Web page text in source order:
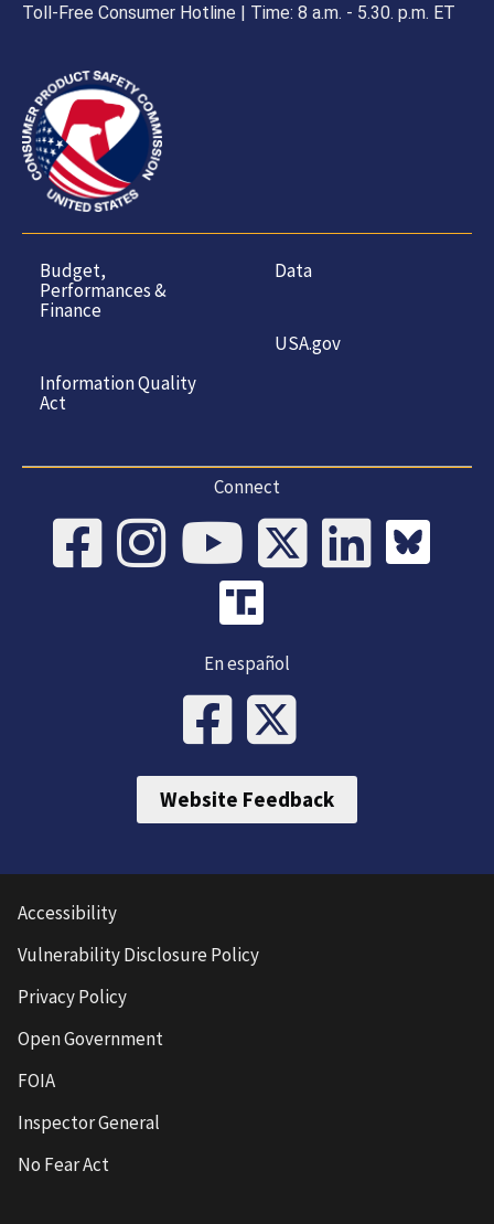
Toll-Free Consumer Hotline | Time: 8 a.m. - 5.30. p.m. ET
Budget,
Performances &
Finance
Information Quality
Act
Data
USA.gov
Connect
En español
Website Feedback
Accessibility
Vulnerability Disclosure Policy
Privacy Policy
Open Government
FOIA
Inspector General
No Fear Act